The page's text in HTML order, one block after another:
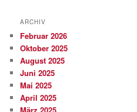
ARCHIV
Februar 2026
Oktober 2025
August 2025
Juni 2025
Mai 2025
April 2025